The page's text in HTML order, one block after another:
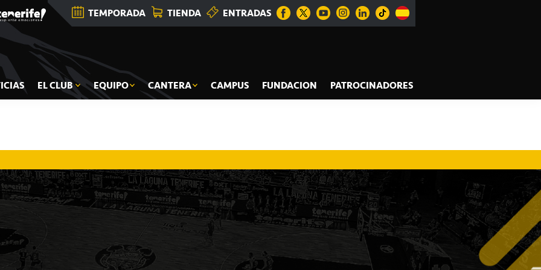
TEMPORADA TIENDA ENTRADAS
EL CLUB EQUIPO CANTERA CAMPUS FUNDACION
PATROCINADORES